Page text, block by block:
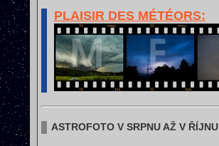
PLAISIR DES MÉTÉORS:
ASTROFOTO V SRPNU AŽ V ŘÍJNU